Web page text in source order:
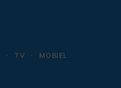
TV
MOBIEL